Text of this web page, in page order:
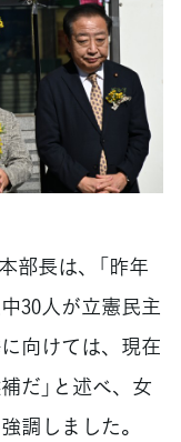
部長は、「昨年
30人が立憲民主
向けては、現在
だ」と述べ、女
調しました。